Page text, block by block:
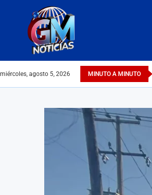
miércoles, agosto 5, 2026 MINUTO A MINUTO